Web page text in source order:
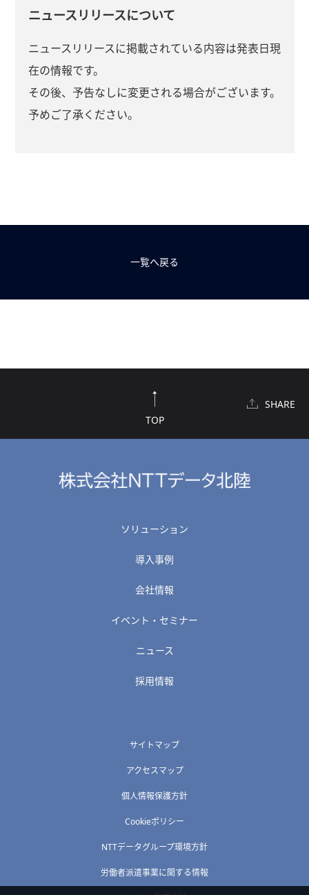
ニュースリリースについて
ニュースリリースに掲載されている内容は発表日現
在の情報です。
その後、予告なしに変更される場合がございます。
予めご了承ください。
一覧へ戻る
TOP
SHARE
ソリューション
導入事例
会社情報
イベント・セミナー
ニュース
採用情報
サイトマップ
アクセスマップ
個人情報保護方針
Cookieポリシー
NTTデータグループ環境方針
労働者派遣事業に関する情報